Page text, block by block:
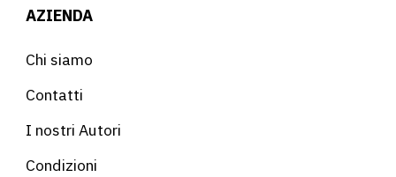
AZIENDA
Chi siamo
Contatti
I nostri Autori
Condizioni